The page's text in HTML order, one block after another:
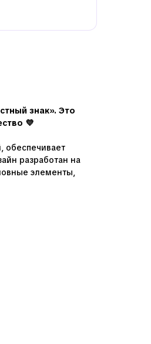
знак». Это
💜
обеспечивает
разработан на
элементы,